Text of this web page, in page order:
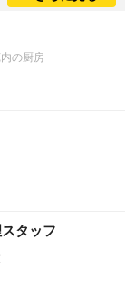
の厨房
タッフ